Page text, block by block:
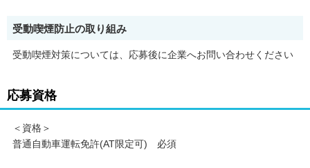
受動喫煙防止の取り組み
受動喫煙対策については、応募後に企業へお問い合わせください
応募資格
＜資格＞
普通自動車運転免許(AT限定可) 必須